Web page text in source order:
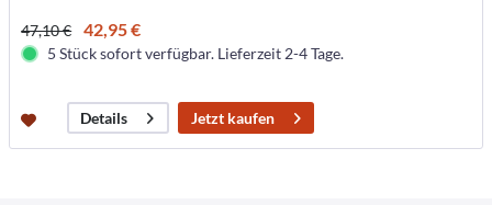
47,10 € 42,95 €
5 Stück sofort verfügbar. Lieferzeit 2-4 Tage.
Details Jetzt kaufen